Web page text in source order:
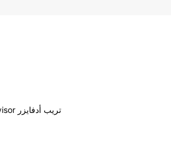
TripAdvisor تريب أدفايزر